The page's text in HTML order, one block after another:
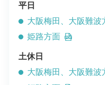
平日
大阪梅田、大阪難波
姫路方面
土休日
大阪梅田、大阪難波